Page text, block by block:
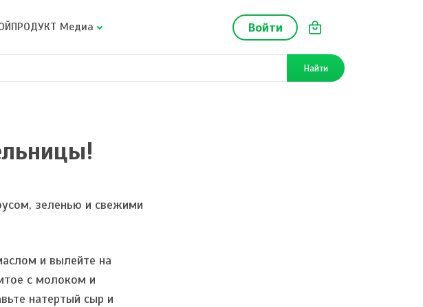
Войти
Медиа
Найти
зеленью и свежими
и вылейте на
с молоком и
натертый сыр и